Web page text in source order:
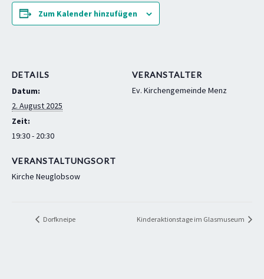
Zum Kalender hinzufügen
DETAILS
Datum:
2. August 2025
Zeit:
19:30 - 20:30
VERANSTALTUNGSORT
Kirche Neuglobsow
VERANSTALTER
Ev. Kirchengemeinde Menz
Dorfkneipe Kinderaktionstage im Glasmuseum